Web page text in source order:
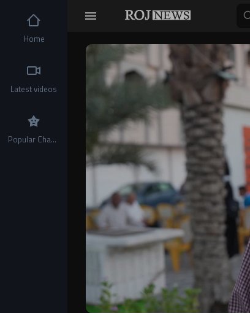
Video
Home
Latest videos
Popular Channels